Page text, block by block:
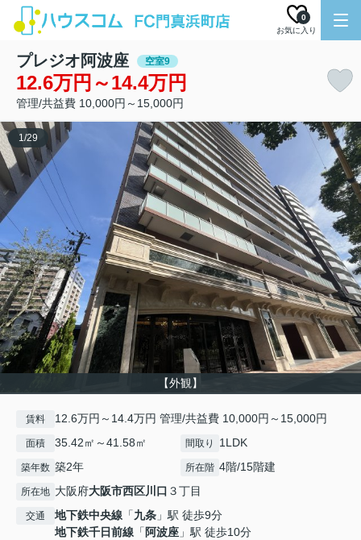
お気に入り
0
プレジオ阿波座 空室9
12.6万円～14.4万円
管理/共益費 10,000円～15,000円
【外観】
1/29
賃料 12.6万円～14.4万円 管理/共益費 10,000円～15,000円
面積 35.42㎡～41.58㎡ 間取り 1LDK
築年数 築2年 所在階 4階/15階建
所在地 大阪府大阪市西区川口 ３丁目
交通 地下鉄中央線 「九条 」駅 徒歩9分
地下鉄千日前線 「 阿波座 」駅 徒歩10分